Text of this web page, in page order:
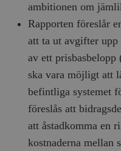
ambitionen om
Rapporten föreslår
att ta ut avgifter
av ett
ska vara möjligt att
befintliga systemet
föreslås att
att åstadkomma en
kostnaderna mellan